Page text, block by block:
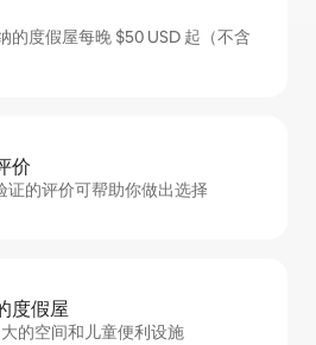
的度假屋每晚 $50 USD 起（不含
价
证的评价可帮助你做出选择
度假屋
的空间和儿童便利设施